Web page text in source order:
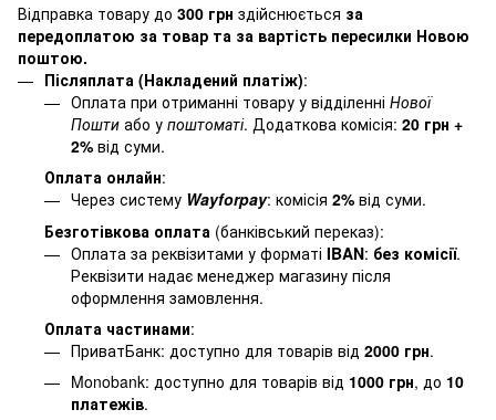
Відправка товару до 300 грн здійснюється за
передоплатою за товар та за вартість пересилки Новою
поштою.
Післяплата (Накладений платіж):
Оплата при отриманні товару у відділенні Нової
Пошти або у поштоматі. Додаткова комісія: 20 грн +
2% від суми.
Оплата онлайн:
Через систему Wayforpay: комісія 2% від суми.
Безготівкова оплата (банківський переказ):
Оплата за реквізитами у форматі IBAN: без комісії.
Реквізити надає менеджер магазину після
оформлення замовлення.
Оплата частинами:
ПриватБанк: доступно для товарів від 2000 грн.
Monobank: доступно для товарів від 1000 грн, до 10
платежів.